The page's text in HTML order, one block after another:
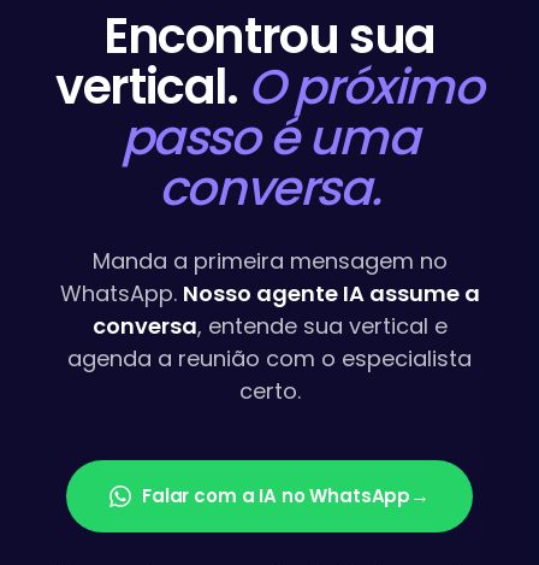
Encontrou sua
vertical. O próximo
passo é uma
conversa.
Manda a primeira mensagem no
WhatsApp. Nosso agente IA assume a
conversa, entende sua vertical e
agenda a reunião com o especialista
certo.
Falar com a IA no WhatsApp→